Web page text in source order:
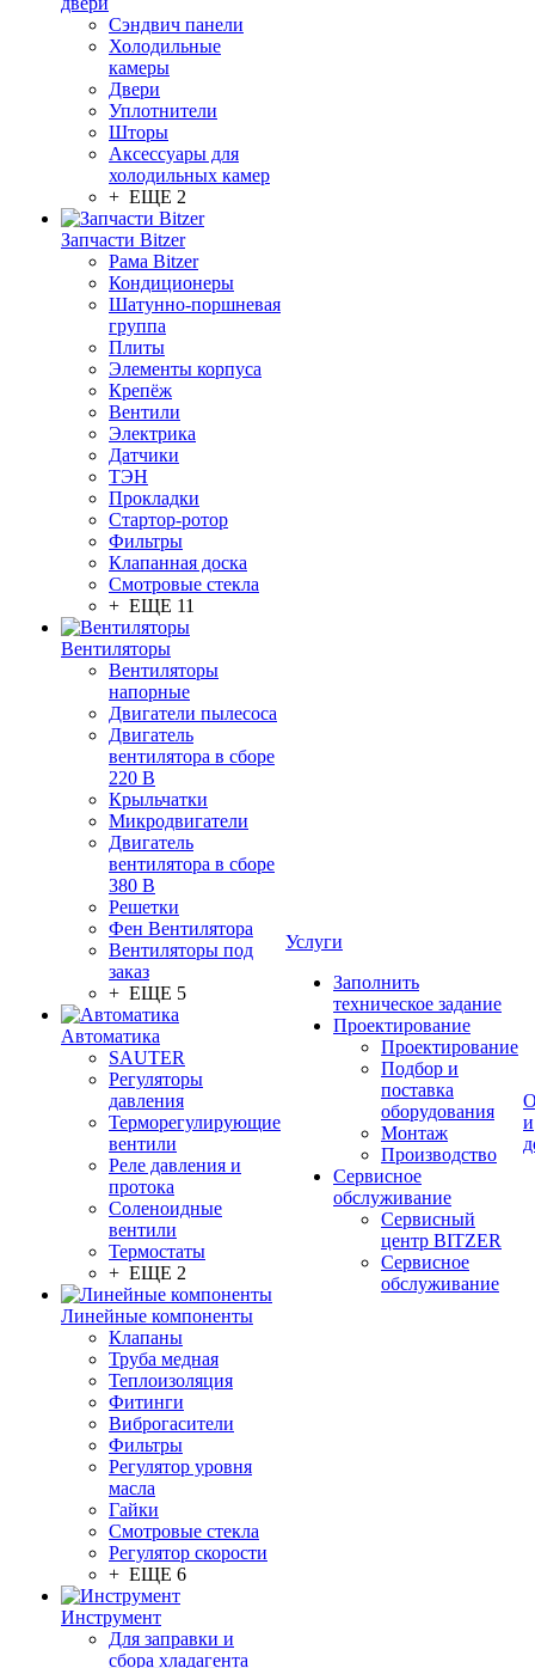
Сэндвич панели
Холодильные
камеры
Двери
Уплотнители
Шторы
Аксессуары для
холодильных камер
+ ЕЩЕ 2
Запчасти Bitzer
Рама Bitzer
Кондиционеры
Шатунно-поршневая
группа
Плиты
Элементы корпуса
Крепёж
Вентили
Электрика
Датчики
ТЭН
Прокладки
Стартор-ротор
Фильтры
Клапанная доска
Смотровые стекла
+ ЕЩЕ 11
Вентиляторы
Вентиляторы
напорные
Двигатели пылесоса
Двигатель
вентилятора в сборе
220 В
Крыльчатки
Микродвигатели
Двигатель
вентилятора в сборе
380 В
Решетки
Фен Вентилятора
Вентиляторы под
заказ
+ ЕЩЕ 5
Автоматика
SAUTER
Регуляторы
давления
Терморегулирующие
вентили
Реле давления и
протока
Соленоидные
вентили
Термостаты
+ ЕЩЕ 2
Линейные компоненты
Клапаны
Труба медная
Теплоизоляция
Фитинги
Виброгасители
Фильтры
Регулятор уровня
масла
Гайки
Смотровые стекла
Регулятор скорости
+ ЕЩЕ 6
Инструмент
Для заправки и
сбора хладагента
Услуги
Заполнить
техническое задание
Проектирование
Проектирование
Подбор и
поставка
оборудования
Монтаж
Производство
Сервисное
обслуживание
Сервисный
центр BITZER
Сервисное
обслуживание
и